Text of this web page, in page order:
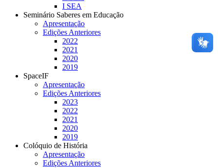
I SEA
Seminário Saberes em Educação
Apresentação
Edições Anteriores
2022
2021
2020
2019
SpaceIF
Apresentação
Edições Anteriores
2023
2022
2021
2020
2019
Colóquio de História
Apresentação
Edições Anteriores